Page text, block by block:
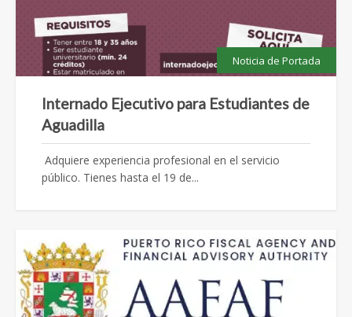
Noticia de Portada
Internado Ejecutivo para Estudiantes de
Aguadilla
Adquiere experiencia profesional en el servicio
público. Tienes hasta el 19 de...